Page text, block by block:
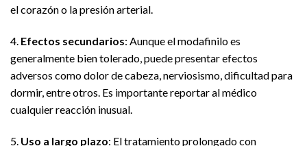
el corazón o la presión arterial.
4. Efectos secundarios: Aunque el modafinilo es
generalmente bien tolerado, puede presentar efectos
adversos como dolor de cabeza, nerviosismo, dificultad para
dormir, entre otros. Es importante reportar al médico
cualquier reacción inusual.
5. Uso a largo plazo: El tratamiento prolongado con